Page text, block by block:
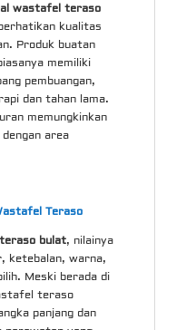
wastafel teraso
kualitas
Produk buatan
memiliki
pembuangan,
dan tahan lama.
memungkinkan
area
Teraso
bulat, nilainya
ketebalan, warna,
Meski berada di
teraso
panjang dan